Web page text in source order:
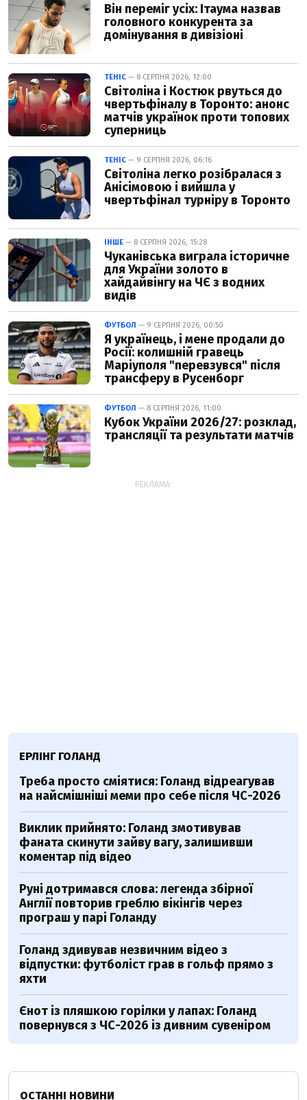
Він переміг усіх: Ітаума назвав
головного конкурента за
домінування в дивізіоні
ТЕНІС — 8 СЕРПНЯ 2026, 12:00
Світоліна і Костюк рвуться до
чвертьфіналу в Торонто: анонс
матчів українок проти топових
суперниць
ТЕНІС — 9 СЕРПНЯ 2026, 06:16
Світоліна легко розібралася з
Анісімовою і вийшла у
чвертьфінал турніру в Торонто
ІНШЕ — 8 СЕРПНЯ 2026, 15:28
Чуканівська виграла історичне
для України золото в
хайдайвінгу на ЧЄ з водних
видів
ФУТБОЛ — 9 СЕРПНЯ 2026, 00:50
Я українець, і мене продали до
Росії: колишній гравець
Маріуполя "перевзувся" після
трансферу в Русенборг
ФУТБОЛ — 8 СЕРПНЯ 2026, 11:00
Кубок України 2026/27: розклад,
трансляції та результати матчів
РЕКЛАМА:
ЕРЛІНГ ГОЛАНД
Треба просто сміятися: Голанд відреагував
на найсмішніші меми про себе після ЧС-2026
Виклик прийнято: Голанд змотивував
фаната скинути зайву вагу, залишивши
коментар під відео
Руні дотримався слова: легенда збірної
Англії повторив греблю вікінгів через
програш у парі Голанду
Голанд здивував незвичним відео з
відпустки: футболіст грав в гольф прямо з
яхти
Єнот із пляшкою горілки у лапах: Голанд
повернувся з ЧС-2026 із дивним сувеніром
ОСТАННІ НОВИНИ